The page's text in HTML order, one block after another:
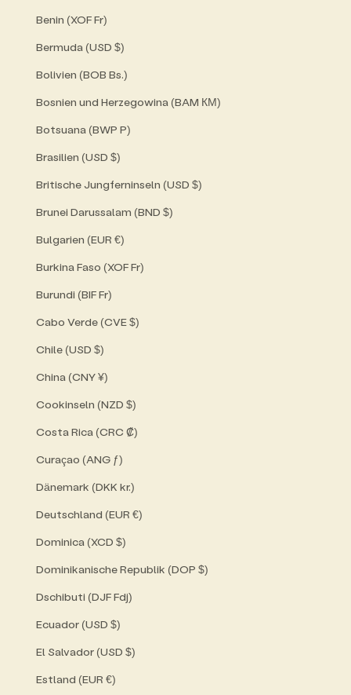
Benin (XOF Fr)
Bermuda (USD $)
Bolivien (BOB Bs.)
Bosnien und Herzegowina (BAM КМ)
Botsuana (BWP P)
Brasilien (USD $)
Britische Jungferninseln (USD $)
Brunei Darussalam (BND $)
Bulgarien (EUR €)
Burkina Faso (XOF Fr)
Burundi (BIF Fr)
Cabo Verde (CVE $)
Chile (USD $)
China (CNY ¥)
Cookinseln (NZD $)
Costa Rica (CRC ₡)
Curaçao (ANG ƒ)
Dänemark (DKK kr.)
Deutschland (EUR €)
Dominica (XCD $)
Dominikanische Republik (DOP $)
Dschibuti (DJF Fdj)
Ecuador (USD $)
El Salvador (USD $)
Estland (EUR €)